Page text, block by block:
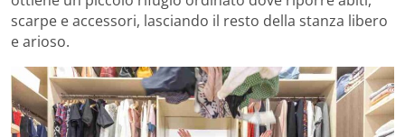
scarpe e accessori, lasciando il resto della stanza libero
e arioso.